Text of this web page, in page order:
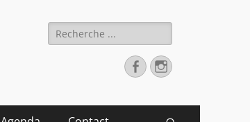
Rechercher :
FacebookInstagram